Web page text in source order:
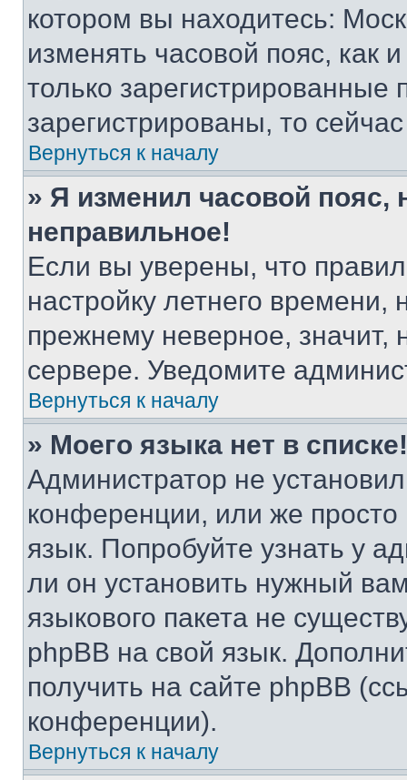
котором вы находитесь:
изменять часовой пояс, как
только
зарегистрированы, то
Вернуться к началу
» Я изменил часовой пояс,
неправильное!
Если вы уверены, что
настройку летнего
прежнему неверное, значит,
сервере. Уведомите
Вернуться к началу
» Моего языка нет в списке!
Администратор не
конференции, или же
язык. Попробуйте узнать у
ли он установить нужный
языкового пакета не
phpBB на свой язык.
получить на сайте phpBB
конференции).
Вернуться к началу